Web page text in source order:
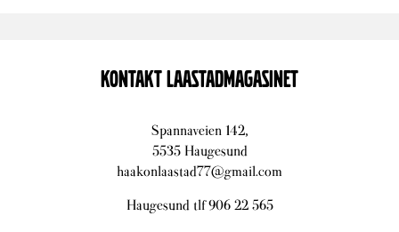
KONTAKT LAASTADMAGASINET
Spannaveien 142,
5535 Haugesund
haakonlaastad77@gmail.com
Haugesund tlf 906 22 565